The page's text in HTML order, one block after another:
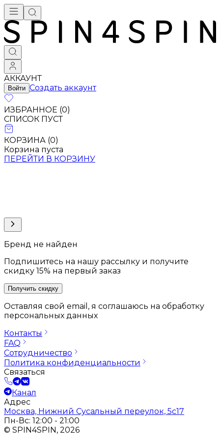
АККАУНТ
Войти Создать аккаунт
ИЗБРАННОЕ (0)
СПИСОК ПУСТ
КОРЗИНА (0)
Корзина пуста
ПЕРЕЙТИ В КОРЗИНУ
Бренд не найден
Подпишитесь на нашу рассылку и получите
скидку 15% на первый заказ
Получить скидку
Оставляя свой email, я соглашаюсь на обработку
персональных данных
Контакты
FAQ
Сотрудничество
Политика конфиденциальности
Связаться
Канал
Адрес
Москва, Нижний Сусальный переулок, 5с17
Пн-Вс: 12:00 - 21:00
© SPIN4SPIN, 2026
Брендовая одежда - купить в Москве